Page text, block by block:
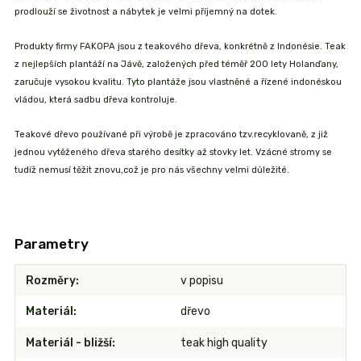
prodlouží se životnost a nábytek je velmi příjemný na dotek.
Produkty firmy FAKOPA jsou z teakového dřeva, konkrétně z Indonésie. Teak
z nejlepších plantáží na Jávě, založených před téměř 200 lety Holanďany,
zaručuje vysokou kvalitu. Tyto plantáže jsou vlastněné a řízené indonéskou
vládou, která sadbu dřeva kontroluje.
Teakové dřevo používané při výrobě je zpracováno tzv.recyklovaně, z již
jednou vytěženého dřeva starého desítky až stovky let. Vzácné stromy se
tudíž nemusí těžit znovu,což je pro nás všechny velmi důležité.
Parametry
Rozměry v popisu
Materiál dřevo
Materiál - bližší teak high quality